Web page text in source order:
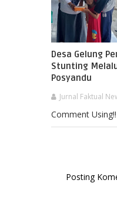
Desa Gelung
Stunting
Posyandu
Jurnal Faktual
Comment Using!!
Posting